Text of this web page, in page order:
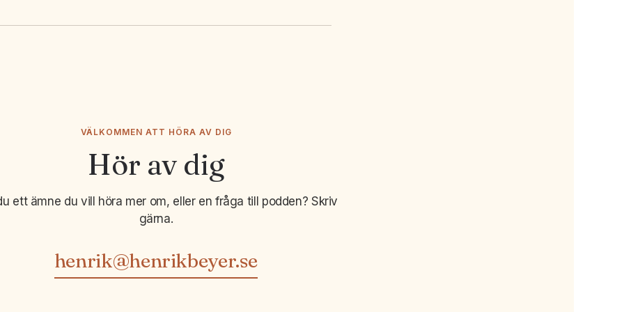
VÄLKOMMEN ATT HÖRA AV DIG
Hör av dig
ett ämne du vill höra mer om, eller en fråga till podden? Skriv
gärna.
henrik@henrikbeyer.se